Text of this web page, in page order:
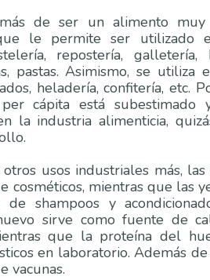
de ser un alimento muy
le permite ser utilizado
repostería, galletería,
pastas. Asimismo, se
heladería, confitería, etc.
cápita está
la industria alimenticia,
usos industriales más,
cosméticos, mientras que las
de shampoos y
sirve como fuente de
que la proteína del
en laboratorio. Además
vacunas.